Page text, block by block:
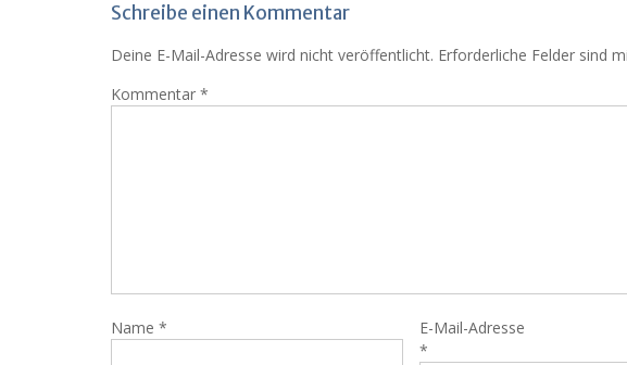
Schreibe einen Kommentar
Deine E-Mail-Adresse wird nicht veröffentlicht. Erforderliche Felder sind
Kommentar *
Name *
E-Mail-Adresse
*